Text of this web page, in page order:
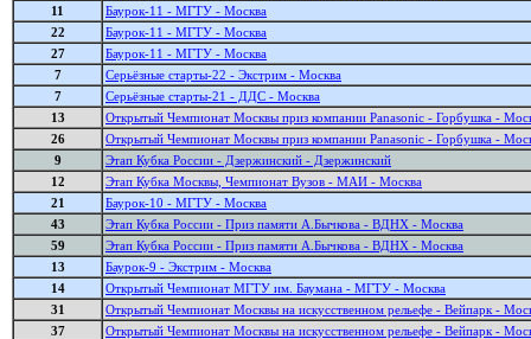
11
Баурок-11 - МГТУ - Москва
22
Баурок-11 - МГТУ - Москва
27
Баурок-11 - МГТУ - Москва
7
Серьёзные старты-22 - Экстрим - Москва
7
Серьёзные старты-21 - ДДС - Москва
13
Открытый Чемпионат Москвы приз компании Panasonic - Горбушка -
26
Открытый Чемпионат Москвы приз компании Panasonic - Горбушка -
9
Этап Кубка России - Дзержинский - Дзержинский
12
Этап Кубка Москвы, Чемпионат Вузов - МАИ - Москва
21
Баурок-10 - МГТУ - Москва
43
Этап Кубка России - Приз памяти А.Бычкова - ВДНХ - Москва
59
Этап Кубка России - Приз памяти А.Бычкова - ВДНХ - Москва
13
Баурок-9 - Экстрим - Москва
14
Открытый Чемпионат МГТУ им. Баумана - МГТУ - Москва
31
Открытый Чемпионат Москвы на искусственном рельефе - Вейпарк -
37
Открытый Чемпионат Москвы на искусственном рельефе - Вейпарк -